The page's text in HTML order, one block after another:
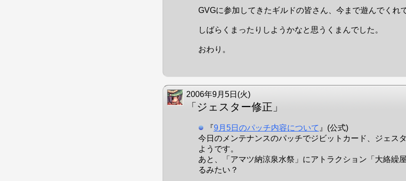
GVGに参加してきたギルドの皆さん、今まで遊んでくれ
しばらくまったりしようかなと思うくまんでした。
おわり。
2006年9月5日(火)
「ジェスター修正」
『9月5日のパッチ内容について 』(公式)
今日のメンテナンスのパッチでジビットカード、ジェス
ようです。
あと、「アマツ納涼泉水祭」にアトラクション「大絡繰
るみたい？